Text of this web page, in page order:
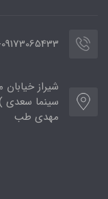
سینما سعدی
مهدی طب